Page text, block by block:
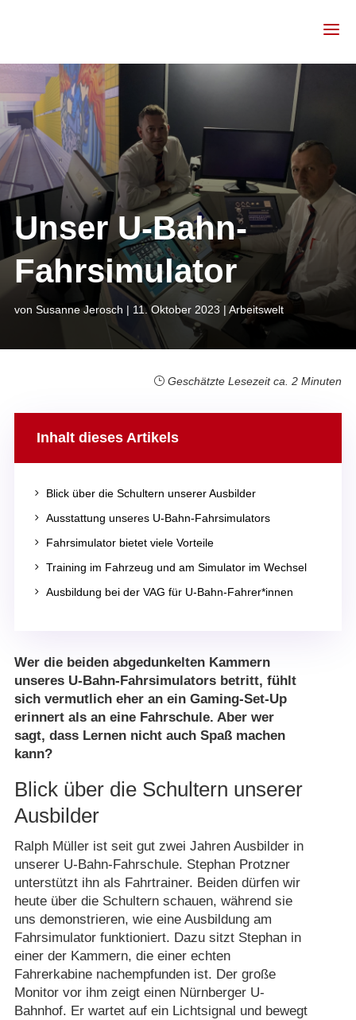
Unser U-Bahn-
Fahrsimulator
von Susanne Jerosch | 11. Oktober 2023 |Arbeitswelt
Geschätzte Lesezeit ca. 2 Minuten
Inhalt dieses Artikels
5 Blick über die Schultern unserer Ausbilder
5 Ausstattung unseres U-Bahn-Fahrsimulators
5 Fahrsimulator bietet viele Vorteile
5 Training im Fahrzeug und am Simulator im Wechsel
5 Ausbildung bei der VAG für U-Bahn-Fahrer*innen
Wer die beiden abgedunkelten Kammern
unseres U-Bahn-Fahrsimulators betritt, fühlt
sich vermutlich eher an ein Gaming-Set-Up
erinnert als an eine Fahrschule. Aber wer
sagt, dass Lernen nicht auch Spaß machen
kann?
Blick über die Schultern unserer
Ausbilder
Ralph Müller ist seit gut zwei Jahren Ausbilder in
unserer U-Bahn-Fahrschule. Stephan Protzner
unterstützt ihn als Fahrtrainer. Beiden dürfen wir
heute über die Schultern schauen, während sie
uns demonstrieren, wie eine Ausbildung am
Fahrsimulator funktioniert. Dazu sitzt Stephan in
einer der Kammern, die einer echten
Fahrerkabine nachempfunden ist. Der große
Monitor vor ihm zeigt einen Nürnberger U-
Bahnhof. Er wartet auf ein Lichtsignal und bewegt